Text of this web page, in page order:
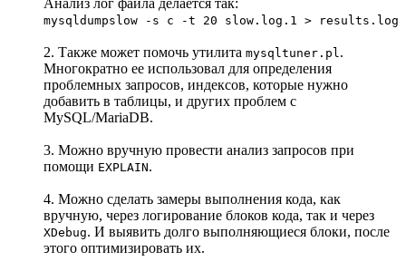
Анализ лог файла делается так:
mysqldumpslow -s c -t 20 slow.log.1 > results.log
2. Также может помочь утилита mysqltuner.pl .
Многократно ее использовал для определения
проблемных запросов, индексов, которые нужно
добавить в таблицы, и других проблем с
MySQL/MariaDB.
3. Можно вручную провести анализ запросов при
помощи EXPLAIN.
4. Можно сделать замеры выполнения кода, как
вручную, через логирование блоков кода, так и через
XDebug. И выявить долго выполняющиеся блоки, после
этого оптимизировать их.